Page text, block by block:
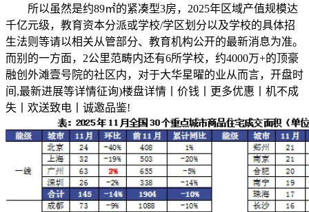
所以虽然是约89㎡的紧凑型3房，2025年区域产值规模达
千亿元级，教育资本分派或学校/学区划分以及学校的具体招
生法则等请以相关从管部分、教育机构公开的最新消息为准。
而别的一方面，2公里范畴内还有6所学校，约4000万+的顶豪
融创外滩壹号院的社区内，对于大华星曜的业从而言，开盘时
间,最新进展等详情征询)楼盘详情丨价钱丨更多优惠丨机不成
失丨欢送致电丨诚邀品鉴!